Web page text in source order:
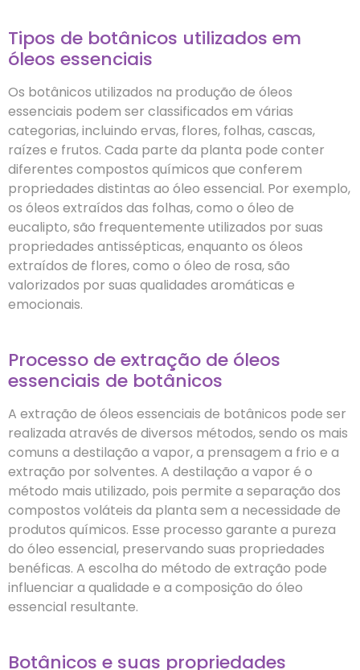
Tipos de botânicos utilizados em
óleos essenciais
Os botânicos utilizados na produção de óleos
essenciais podem ser classificados em várias
categorias, incluindo ervas, flores, folhas, cascas,
raízes e frutos. Cada parte da planta pode conter
diferentes compostos químicos que conferem
propriedades distintas ao óleo essencial. Por exemplo,
os óleos extraídos das folhas, como o óleo de
eucalipto, são frequentemente utilizados por suas
propriedades antissépticas, enquanto os óleos
extraídos de flores, como o óleo de rosa, são
valorizados por suas qualidades aromáticas e
emocionais.
Processo de extração de óleos
essenciais de botânicos
A extração de óleos essenciais de botânicos pode ser
realizada através de diversos métodos, sendo os mais
comuns a destilação a vapor, a prensagem a frio e a
extração por solventes. A destilação a vapor é o
método mais utilizado, pois permite a separação dos
compostos voláteis da planta sem a necessidade de
produtos químicos. Esse processo garante a pureza
do óleo essencial, preservando suas propriedades
benéficas. A escolha do método de extração pode
influenciar a qualidade e a composição do óleo
essencial resultante.
Botânicos e suas propriedades